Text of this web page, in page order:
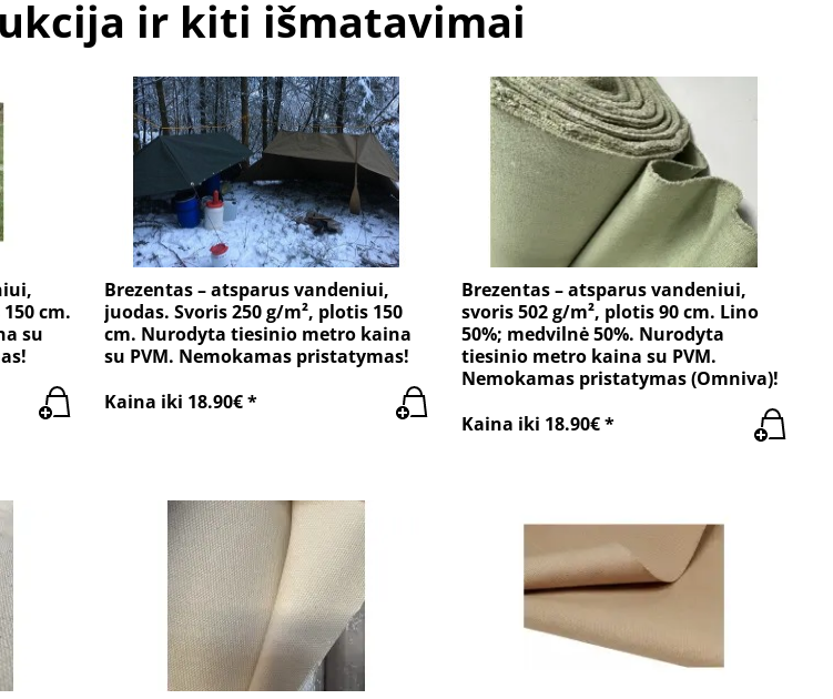
ir kiti išmatavimai
cm.
su
Brezentas – atsparus vandeniui,
juodas. Svoris 250 g/m², plotis 150
cm. Nurodyta tiesinio metro kaina
su PVM. Nemokamas pristatymas!
Kaina iki 18.90€ *
Brezentas – atsparus vandeniui,
svoris 502 g/m², plotis 90 cm. Lino
50%; medvilnė 50%. Nurodyta
tiesinio metro kaina su PVM.
Nemokamas pristatymas (Omniva)!
Kaina iki 18.90€ *